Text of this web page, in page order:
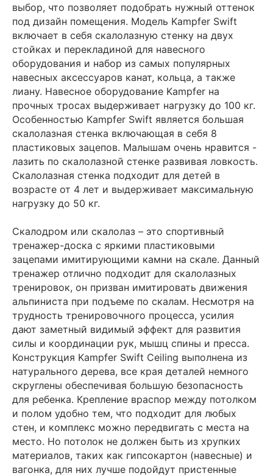
выбор, что позволяет подобрать нужный оттенок
под дизайн помещения. Модель Kampfer Swift
включает в себя скалолазную стенку на двух
стойках и перекладиной для навесного
оборудования и набор из самых популярных
навесных аксессуаров канат, кольца, а также
лиану. Навесное оборудование Kampfer на
прочных тросах выдерживает нагрузку до 100 кг.
Особенностью Kampfer Swift является большая
скалолазная стенка включающая в себя 8
пластиковых зацепов. Малышам очень нравится -
лазить по скалолазной стенке развивая ловкость.
Скалолазная стенка подходит для детей в
возрасте от 4 лет и выдерживает максимальную
нагрузку до 50 кг.
Скалодром или скалолаз – это спортивный
тренажер-доска с яркими пластиковыми
зацепами имитирующими камни на скале. Данный
тренажер отлично подходит для скалолазных
тренировок, он призван имитировать движения
альпиниста при подъеме по скалам. Несмотря на
трудность тренировочного процесса, усилия
дают заметный видимый эффект для развития
силы и координации рук, мышц спины и пресса.
Конструкция Kampfer Swift Ceiling выполнена из
натурального дерева, все края деталей немного
скруглены обеспечивая большую безопасность
для ребенка. Крепление враспор между потолком
и полом удобно тем, что подходит для любых
стен, и комплекс можно передвигать с места на
место. Но потолок не должен быть из хрупких
материалов, таких как гипсокартон (навесные) и
вагонка, для них лучше подойдут пристенные